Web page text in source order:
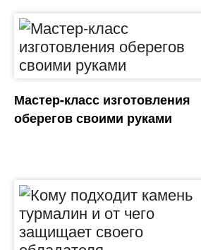
Мастер-класс изготовления
оберегов своими руками